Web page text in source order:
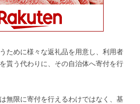
ために様々な返礼品を用意し、利用者
貰う代わりに、その自治体へ寄付を行
無限に寄付を行えるわけではなく、基